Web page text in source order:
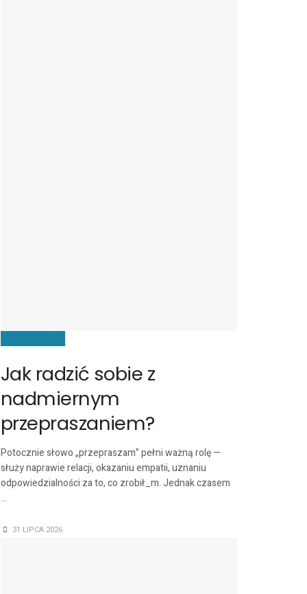
Jak radzić sobie z
nadmiernym
przepraszaniem?
Potocznie słowo „przepraszam” pełni ważną rolę —
służy naprawie relacji, okazaniu empatii, uznaniu
odpowiedzialności za to, co zrobił_m. Jednak czasem
...
31 LIPCA 2026